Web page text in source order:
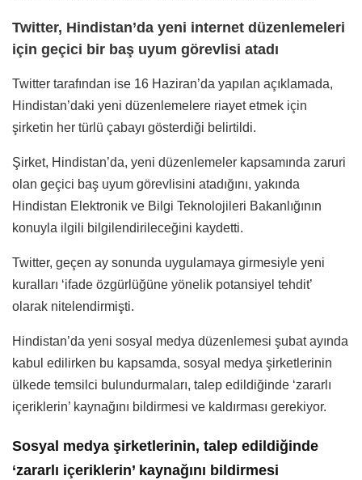
Twitter, Hindistan’da yeni internet düzenlemeleri
için geçici bir baş uyum görevlisi atadı
Twitter tarafından ise 16 Haziran’da yapılan açıklamada,
Hindistan’daki yeni düzenlemelere riayet etmek için
şirketin her türlü çabayı gösterdiği belirtildi.
Şirket, Hindistan’da, yeni düzenlemeler kapsamında zaruri
olan geçici baş uyum görevlisini atadığını, yakında
Hindistan Elektronik ve Bilgi Teknolojileri Bakanlığının
konuyla ilgili bilgilendirileceğini kaydetti.
Twitter, geçen ay sonunda uygulamaya girmesiyle yeni
kuralları ‘ifade özgürlüğüne yönelik potansiyel tehdit’
olarak nitelendirmişti.
Hindistan’da yeni sosyal medya düzenlemesi şubat ayında
kabul edilirken bu kapsamda, sosyal medya şirketlerinin
ülkede temsilci bulundurmaları, talep edildiğinde ‘zararlı
içeriklerin’ kaynağını bildirmesi ve kaldırması gerekiyor.
Sosyal medya şirketlerinin, talep edildiğinde
‘zararlı içeriklerin’ kaynağını bildirmesi